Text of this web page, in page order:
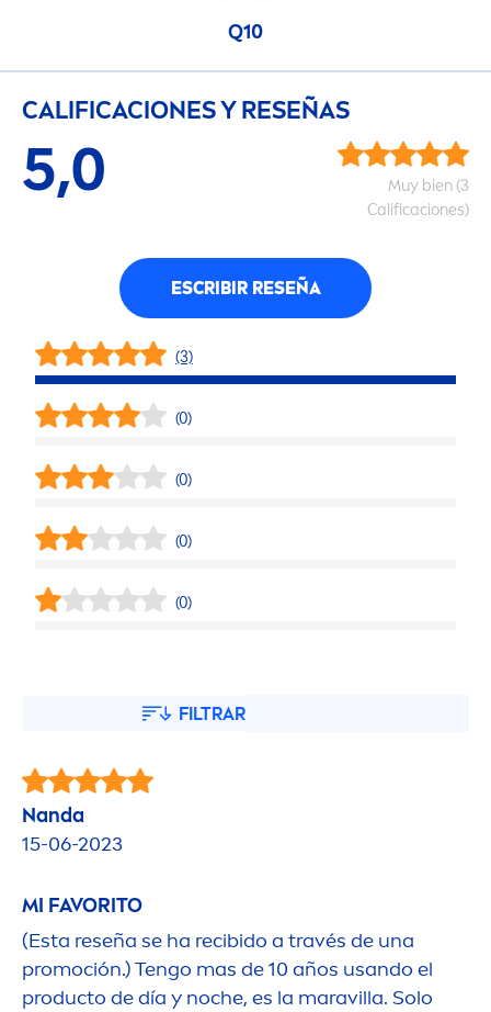
Q10
CALIFICACIONES Y RESEÑAS
5,0
Muy bien (3
Calificaciones)
ESCRIBIR RESEÑA
(3)
(0)
(0)
(0)
(0)
FILTRAR
Nanda
15-06-2023
MI FAVORITO
(Esta reseña se ha recibido a través de una
promoción.) Tengo mas de 10 años usando el
producto de día y noche, es la maravilla. Solo